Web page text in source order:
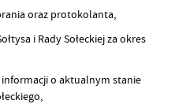
oraz protokolanta,
i Rady Sołeckiej za okres
informacji o aktualnym stanie